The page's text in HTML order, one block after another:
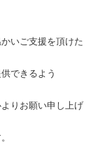
いご支援を頂けた
できるよう
りお願い申し上げ